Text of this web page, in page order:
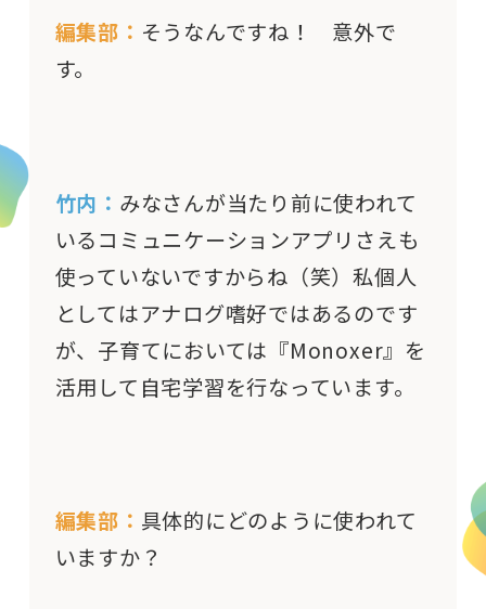
編集部： そうなんですね！ 意外で
す。
竹内： みなさんが当たり前に使われて
いるコミュニケーションアプリさえも
使っていないですからね（笑）私個人
としてはアナログ嗜好ではあるのです
が、子育てにおいては『Monoxer』を
活用して自宅学習を行なっています。
編集部： 具体的にどのように使われて
いますか？